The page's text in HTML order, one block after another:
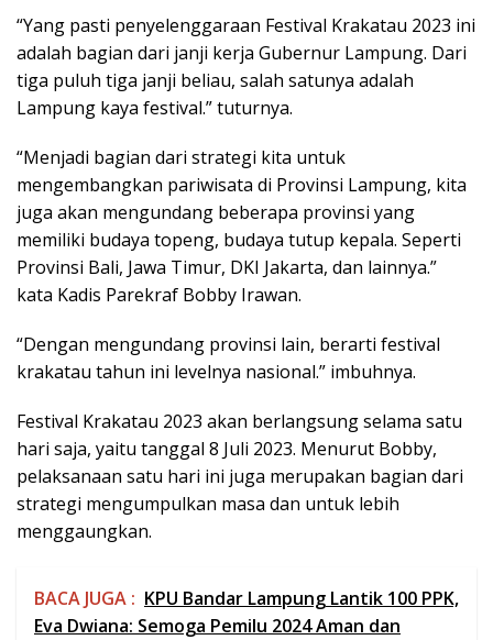
“Yang pasti penyelenggaraan Festival Krakatau 2023 ini
adalah bagian dari janji kerja Gubernur Lampung. Dari
tiga puluh tiga janji beliau, salah satunya adalah
Lampung kaya festival.” tuturnya.
“Menjadi bagian dari strategi kita untuk
mengembangkan pariwisata di Provinsi Lampung, kita
juga akan mengundang beberapa provinsi yang
memiliki budaya topeng, budaya tutup kepala. Seperti
Provinsi Bali, Jawa Timur, DKI Jakarta, dan lainnya.”
kata Kadis Parekraf Bobby Irawan.
“Dengan mengundang provinsi lain, berarti festival
krakatau tahun ini levelnya nasional.” imbuhnya.
Festival Krakatau 2023 akan berlangsung selama satu
hari saja, yaitu tanggal 8 Juli 2023. Menurut Bobby,
pelaksanaan satu hari ini juga merupakan bagian dari
strategi mengumpulkan masa dan untuk lebih
menggaungkan.
BACA JUGA : KPU Bandar Lampung Lantik 100 PPK,
Eva Dwiana: Semoga Pemilu 2024 Aman dan